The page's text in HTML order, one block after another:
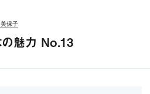
保子
の魅力 No.13